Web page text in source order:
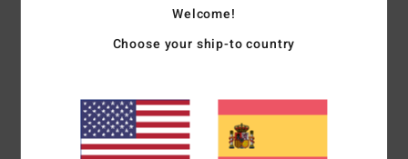
Lente esférica base 6
100% protección solar UV
Descargar laDeclaración De Conformidad
Composición73% Nailon, 23% Policarbonato, 2% Metal,
Welcome!
Choose your ship-to country